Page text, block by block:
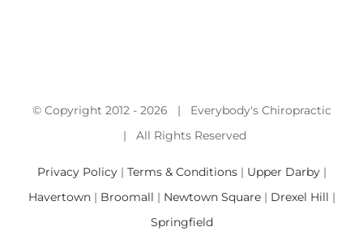
© Copyright 2012 - 2026 | Everybody's Chiropractic
| All Rights Reserved
Privacy Policy| Terms & Conditions| Upper Darby|
Havertown| Broomall | Newtown Square| Drexel Hill |
Springfield